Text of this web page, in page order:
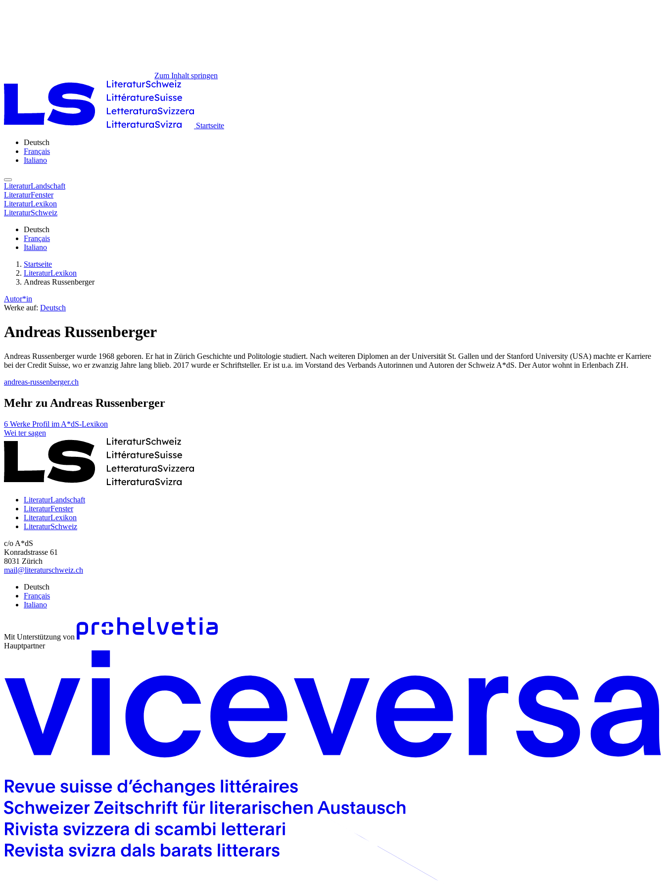
Zum Inhalt springen
Startseite
Deutsch
Français
Italiano
LiteraturLandschaft
LiteraturFenster
LiteraturLexikon
LiteraturSchweiz
Deutsch
Français
Italiano
Startseite
LiteraturLexikon
Andreas Russenberger
Autor*in
Werke auf: Deutsch
Andreas Russenberger
Andreas Russenberger wurde 1968 geboren. Er hat in Zürich Geschichte und Politologie studiert. Nach weiteren Diplomen an der Universität St. Gallen und der Stanford University (USA) machte er Karriere
bei der Credit Suisse, wo er zwanzig Jahre lang blieb. 2017 wurde er Schriftsteller. Er ist u.a. im Vorstand des Verbands Autorinnen und Autoren der Schweiz A*dS. Der Autor wohnt in Erlenbach ZH.
andreas-russenberger.ch
Mehr zu Andreas Russenberger
6 Werke Profil im A*dS-Lexikon
Wei ter sagen
LiteraturLandschaft
LiteraturFenster
LiteraturLexikon
LiteraturSchweiz
c/o A*dS
Konradstrasse 61
8031 Zürich
mail@literaturschweiz.ch
Deutsch
Français
Italiano
Mit Unterstützung von
Hauptpartner